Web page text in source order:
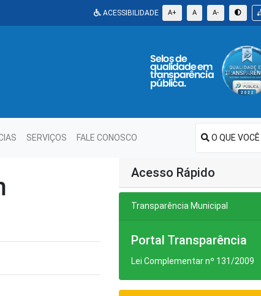
ACESSIBILIDADE A+ A A-
SERVIÇOS FALE CONOSCO O QUE
Acesso Rápido
Transparência Municipal
Portal Transparência
Lei Complementar nº 131/2009